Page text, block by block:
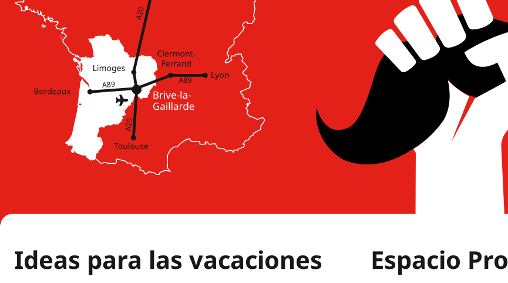
Ideas para las vacaciones Espacio Pro